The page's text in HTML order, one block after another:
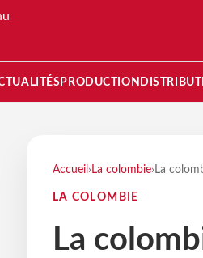
PRODUCTION
Accueil › La colombie› La
LA COLOMBIE
La